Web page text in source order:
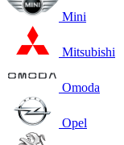
Mini
Mitsubishi
Omoda
Opel